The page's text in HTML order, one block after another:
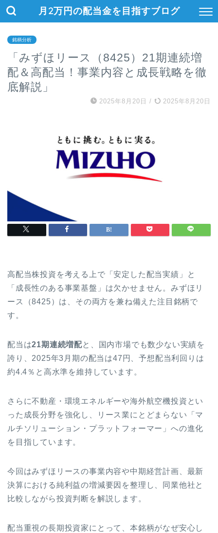
月2万円の配当金を目指すブログ
銘柄分析
「みずほリース（8425）21期連続増
配＆高配当！事業内容と成長戦略を徹
底解説」
2025年8月20日 / 2025年8月20日
高配当株投資を考える上で「安定した配当実績」と
「成長性のある事業基盤」は欠かせません。みずほリ
ース（8425）は、その両方を兼ね備えた注目銘柄で
す。
配当は21期連続増配と、国内市場でも数少ない実績を
誇り、2025年3月期の配当は47円、予想配当利回りは
約4.4％と高水準を維持しています。
さらに不動産・環境エネルギーや海外航空機投資とい
った成長分野を強化し、リース業にとどまらない「マ
ルチソリューション・プラットフォーマー」への進化
を目指しています。
今回はみずほリースの事業内容や中期経営計画、最新
決算における純利益の増減要因を整理し、同業他社と
比較しながら投資判断を解説します。
配当重視の長期投資家にとって、本銘柄がなぜ安心し